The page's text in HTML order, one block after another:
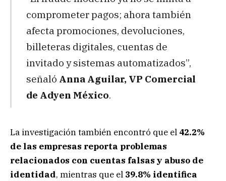
comprometer pagos; ahora también
afecta promociones, devoluciones,
billeteras digitales, cuentas de
invitado y sistemas automatizados”,
señaló Anna Aguilar, VP Comercial
de Adyen México.
La investigación también encontró que el 42.2%
de las empresas reporta problemas
relacionados con cuentas falsas y abuso de
identidad, mientras que el 39.8% identifica